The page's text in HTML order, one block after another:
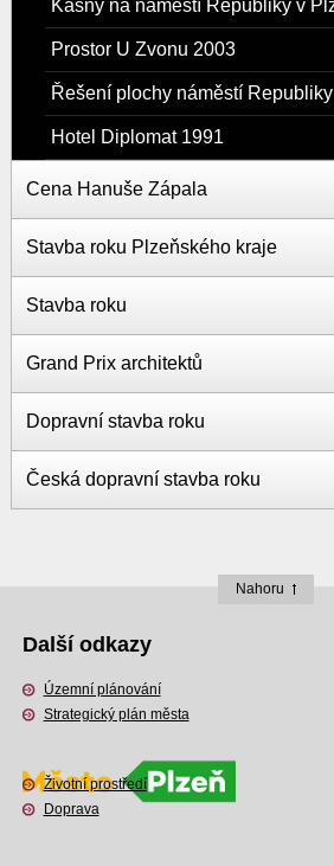
Kašny na náměstí Republiky v
Prostor U Zvonu 2003
Řešení plochy náměstí
Hotel Diplomat 1991
Cena Hanuše Zápala
Stavba roku Plzeňského kraje
Stavba roku
Grand Prix architektů
Dopravní stavba roku
Česká dopravní stavba roku
Nahoru
Další odkazy
Územní plánování
Strategický plán města
Životní prostředí
Doprava